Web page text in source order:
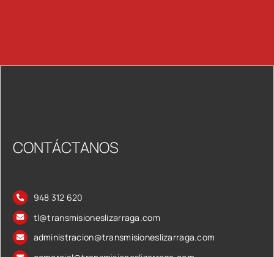
CONTÁCTANOS
948 312 620
tl@transmisioneslizarraga.com
administracion@transmisioneslizarraga.com